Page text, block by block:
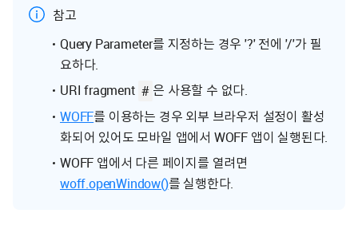
참고
Query Parameter를 지정하는 경우 '?' 전에 '/'가 필
요하다.
URI fragment # 은 사용할 수 없다.
WOFF를 이용하는 경우 외부 브라우저 설정이 활성
화되어 있어도 모바일 앱에서 WOFF 앱이 실행된다.
WOFF 앱에서 다른 페이지를 열려면
woff.openWindow()를 실행한다.